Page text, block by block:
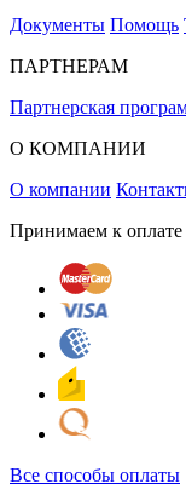
Документы Помощь
ПАРТНЕРАМ
Партнерская
О КОМПАНИИ
О компании
Принимаем к оплате
Все способы оплаты